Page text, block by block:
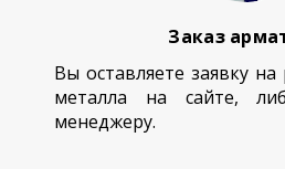
Заказ
Вы оставляете заявку на
металла на сайте,
менеджеру.